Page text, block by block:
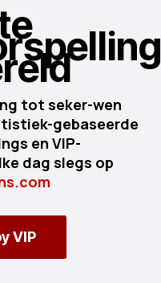
tot seker-wen
gebaseerde
en VIP-
dag slegs op
VIP